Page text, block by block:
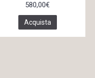
580,00€
Acquista